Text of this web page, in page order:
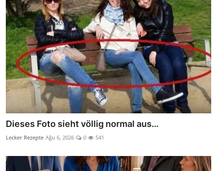
Dieses Foto sieht völlig normal aus…
Lecker Rezepte Ağu 6, 2026 0 541